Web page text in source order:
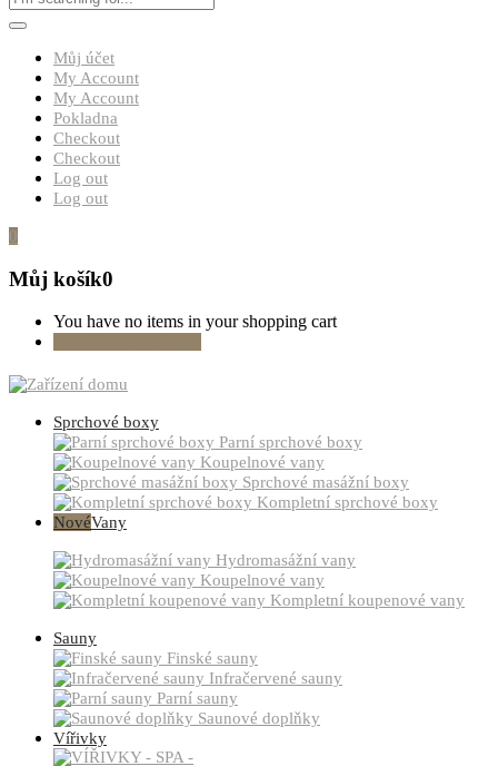
Můj účet
My Account
My Account
Pokladna
Checkout
Checkout
Log out
Log out
0
Můj košík0
You have no items in your shopping cart
Sprchové boxy
Parní sprchové boxy
Koupelnové vany
Sprchové masážní boxy
Kompletní sprchové boxy
NovéVany
Hydromasážní vany
Koupelnové vany
Kompletní koupenové vany
Sauny
Finské sauny
Infračervené sauny
Parní sauny
Saunové doplňky
Vířivky